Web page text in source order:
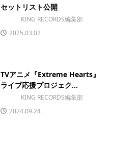
セットリスト公開
KING RECORDS編集部
2025.03.02
TVアニメ『Extreme Hearts』
ライブ応援プロジェク...
KING RECORDS編集部
2024.09.24